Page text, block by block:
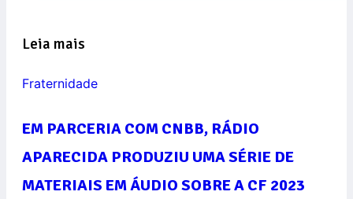
Leia mais
Fraternidade
EM PARCERIA COM CNBB, RÁDIO
APARECIDA PRODUZIU UMA SÉRIE DE
MATERIAIS EM ÁUDIO SOBRE A CF 2023